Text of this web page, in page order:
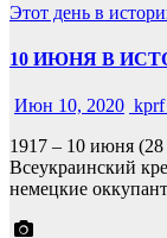
Этот день в
10 ИЮНЯ В
Июн 10, 2020
1917 – 10 июня (28
Всеукраинский
немецкие